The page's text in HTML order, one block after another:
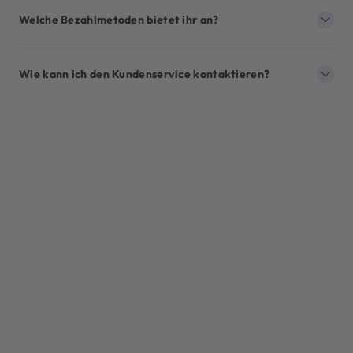
Welche Bezahlmetoden bietet ihr an?
Wie kann ich den Kundenservice kontaktieren?